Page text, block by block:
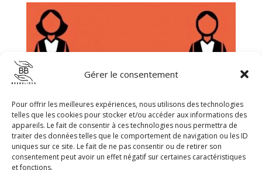
Gérer le consentement
Pour offrir les meilleures expériences, nous utilisons des technologies
telles que les cookies pour stocker et/ou accéder aux informations des
appareils. Le fait de consentir à ces technologies nous permettra de
traiter des données telles que le comportement de navigation ou les ID
uniques sur ce site. Le fait de ne pas consentir ou de retirer son
consentement peut avoir un effet négatif sur certaines caractéristiques
et fonctions.